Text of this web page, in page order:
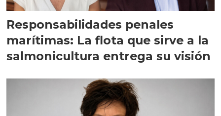
Responsabilidades penales
marítimas: La flota que sirve a la
salmonicultura entrega su visión